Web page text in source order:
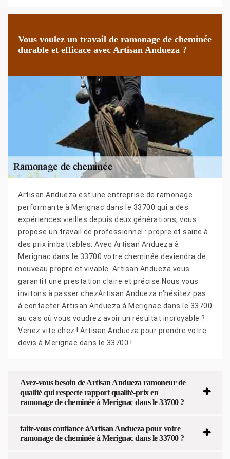
Vous voulez un travail de ramonage de cheminée
durable et efficace avec Artisan Andueza ?
Artisan Andueza est une entreprise de ramonage
performante à Merignac dans le 33700 qui a des
expériences vieilles depuis deux générations, vous
propose un travail de professionnel : propre et saine à
des prix imbattables. Avec Artisan Andueza à
Merignac dans le 33700 votre cheminée deviendra de
nouveau propre et vivable. Artisan Andueza vous
garantit une prestation claire et précise.Nous vous
invitons à passer chezArtisan Andueza n’hésitez pas
à contacter Artisan Andueza à Merignac dans le 33700
au cas où vous voudrez avoir un résultat incroyable ?
Venez vite chez ! Artisan Andueza pour prendre votre
devis à Merignac dans le 33700 !
Avez-vous besoin de Artisan Andueza ramoneur de
qualité qui respecte rapport qualité-prix en
ramonage de cheminée à Merignac dans le 33700 ?
faite-vous confiance àArtisan Andueza pour votre
ramonage de cheminée à Merignac dans le 33700 ?